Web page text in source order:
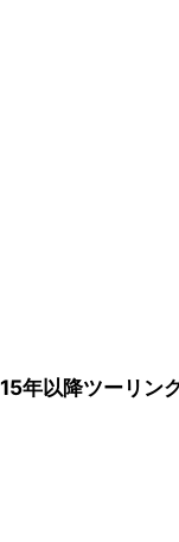
以降ツーリン